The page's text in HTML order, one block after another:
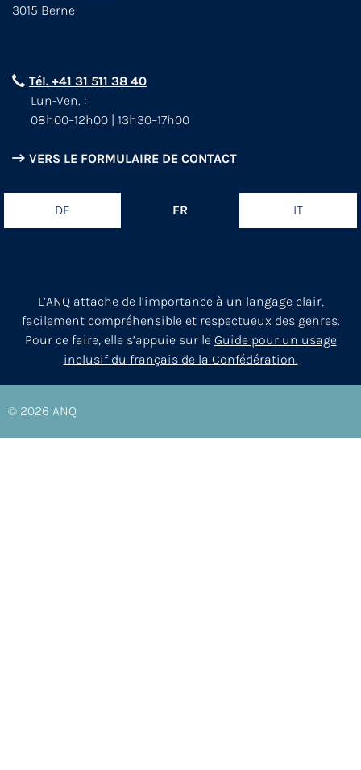
3015 Berne
Tél. +41 31 511 38 40
Lun-Ven. :
08h00–12h00 | 13h30–17h00
VERS LE FORMULAIRE DE CONTACT
DE FR IT
L’ANQ attache de l’importance à un langage clair,
facilement compréhensible et respectueux des genres.
Pour ce faire, elle s’appuie sur le Guide pour un usage
inclusif du français de la Confédération.
© 2026 ANQ